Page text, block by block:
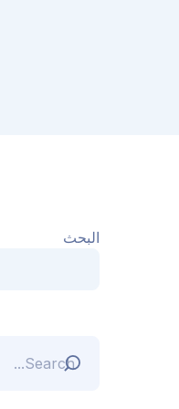
البحث